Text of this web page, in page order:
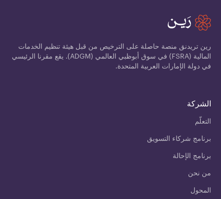
رين تريدنق منصة حاصلة على الترخيص من قبل هيئة تنظيم الخدمات
المالية (FSRA) في سوق أبوظبي العالمي (ADGM). يقع مقرنا الرئيسي
في دولة الإمارات العربية المتحدة.
الشركة
التعلّم
برنامج شركاء التسويق
برنامج الإحالة
من نحن
المحول